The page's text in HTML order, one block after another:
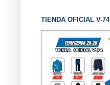
TIENDA OFICIAL V-74